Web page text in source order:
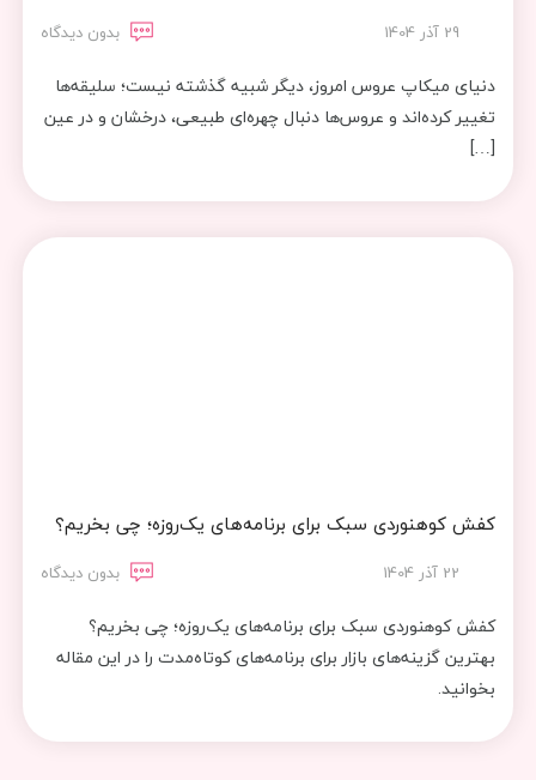
29 آذر 1404 بدون دیدگاه
دنیای میکاپ عروس امروز، دیگر شبیه گذشته نیست؛ سلیقه‌ها
تغییر کرده‌اند و عروس‌ها دنبال چهره‌ای طبیعی، درخشان و در عین
[…]
کفش کوهنوردی سبک برای برنامه‌های یک‌روزه؛ چی بخریم؟
22 آذر 1404 بدون دیدگاه
کفش کوهنوردی سبک برای برنامه‌های یک‌روزه؛ چی بخریم؟
بهترین گزینه‌های بازار برای برنامه‌های کوتاه‌مدت را در این مقاله
بخوانید.